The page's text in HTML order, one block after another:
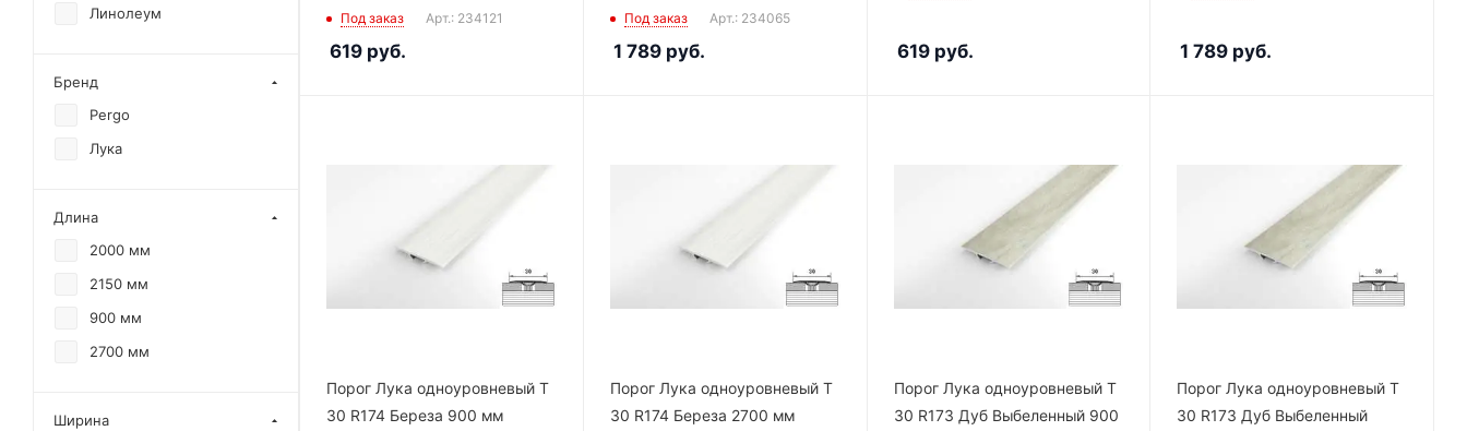
Под заказ Арт.: 234121
619 руб.
Под заказ Арт.: 234065
1 789руб. 619руб. 1 789 руб.
Порог Лука одноуровневый Т
30 R174 Береза 900 мм
Порог Лука одноуровневый Т
30 R174 Береза 2700 мм
Порог Лука одноуровневый Т
30 R173 Дуб Выбеленный 900
Порог Лука одноуровневый Т
30 R173 Дуб Выбеленный
Линолеум
Бренд
Pergo
Лука
Длина
2000 мм
2150 мм
900 мм
2700 мм
Ширина